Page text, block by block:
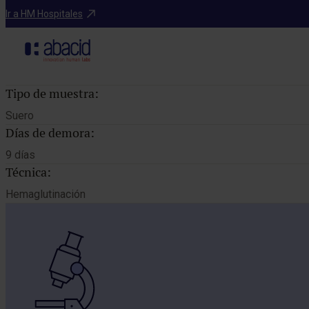
Ir a HM Hospitales
Catálogo de pruebas
Tipo de muestra:
Suero
Días de demora:
9 días
Técnica:
Hemaglutinación